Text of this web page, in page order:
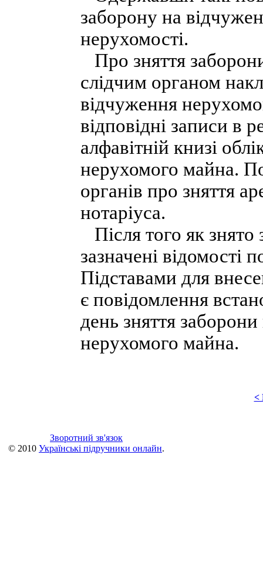
заборону на
нерухомості.
Про зняття
слідчим органом
відчуження
відповідні записи в
алфавітній книзі
нерухомого майна.
органів про зняття
нотаріуса.
Після того як
зазначені відомості
Підставами для
є повідомлення
день зняття
нерухомого майна.
<
Зворотний зв'язок
© 2010 Українські підручники онлайн.